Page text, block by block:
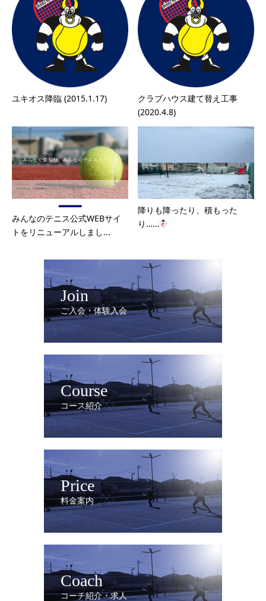
ユキオス降臨 (2015.1.17)
クラブハウス建て替え工事
(2020.4.8)
みんなのテニス公式WEBサイ
トをリニューアルしまし...
降りも降ったり、積もった
り……
Join
ご入会・体験入会
Course
コース紹介
Price
料金案内
Coach
コーチ紹介・求人